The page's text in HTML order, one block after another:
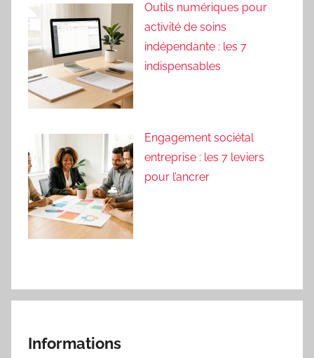
Outils numériques pour
activité de soins
indépendante : les 7
indispensables
Engagement sociétal
entreprise : les 7 leviers
pour l’ancrer
Informations